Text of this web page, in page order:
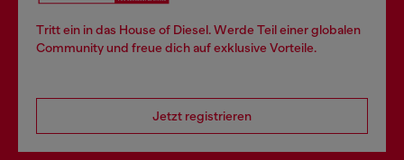
Tritt ein in das House of Diesel. Werde Teil einer globalen
Community und freue dich auf exklusive Vorteile.
Jetzt registrieren